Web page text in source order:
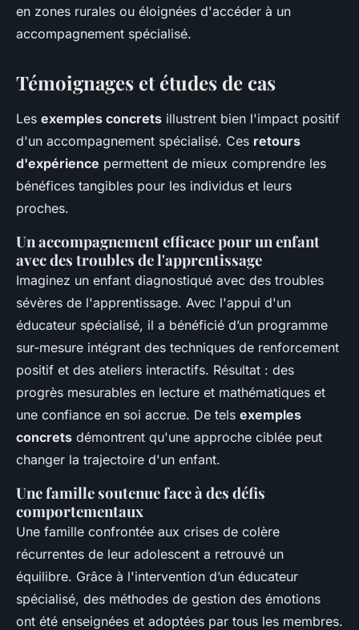
en zones rurales ou éloignées d'accéder à un
accompagnement spécialisé.
Témoignages et études de cas
Les exemples concrets illustrent bien l'impact positif
d'un accompagnement spécialisé. Ces retours
d'expérience permettent de mieux comprendre les
bénéfices tangibles pour les individus et leurs
proches.
Un accompagnement efficace pour un enfant
avec des troubles de l'apprentissage
Imaginez un enfant diagnostiqué avec des troubles
sévères de l'apprentissage. Avec l'appui d'un
éducateur spécialisé, il a bénéficié d’un programme
sur-mesure intégrant des techniques de renforcement
positif et des ateliers interactifs. Résultat : des
progrès mesurables en lecture et mathématiques et
une confiance en soi accrue. De tels exemples
concrets démontrent qu'une approche ciblée peut
changer la trajectoire d'un enfant.
Une famille soutenue face à des défis
comportementaux
Une famille confrontée aux crises de colère
récurrentes de leur adolescent a retrouvé un
équilibre. Grâce à l'intervention d’un éducateur
spécialisé, des méthodes de gestion des émotions
ont été enseignées et adoptées par tous les membres.